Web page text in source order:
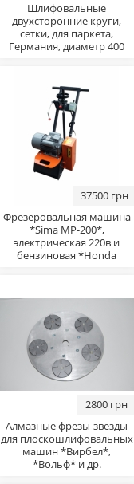
Шлифовальные
двухсторонние круги,
сетки, для паркета,
Германия, диаметр 400
37500 грн
Фрезеровальная машина
*Sima MP-200*,
электрическая 220в и
бензиновая *Honda
2800 грн
Алмазные фрезы-звезды
для плоскошлифовальных
машин *Вирбел*,
*Вольф* и др.